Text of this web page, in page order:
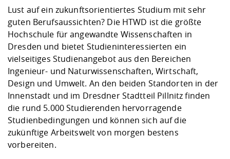
Digitales Lernen
Fremdsprachen
Jobs, Praktika,
Angebote der
Arbeit
Internationale
Kooperationen
Förderverein
Lust auf ein zukunftsorientiertes Studium mit sehr
guten Berufsaussichten? Die HTWD ist die größte
Hochschule für angewandte Wissenschaften in
Dresden und bietet Studieninteressierten ein
vielseitiges Studienangebot aus den Bereichen
Ingenieur- und Naturwissenschaften, Wirtschaft,
Design und Umwelt. An den beiden Standorten in der
Innenstadt und im Dresdner Stadtteil Pillnitz finden
die rund 5.000 Studierenden hervorragende
Studienbedingungen und können sich auf die
zukünftige Arbeitswelt von morgen bestens
vorbereiten.